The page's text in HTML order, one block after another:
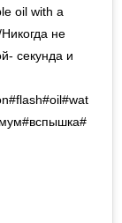
oil with a
не
секунда и